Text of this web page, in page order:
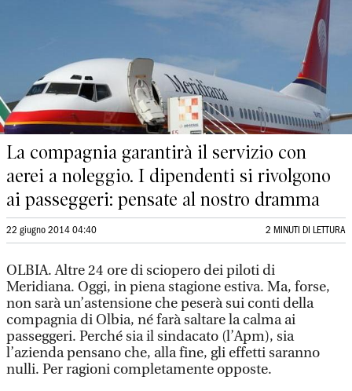
La compagnia garantirà il servizio con
aerei a noleggio. I dipendenti si rivolgono
ai passeggeri: pensate al nostro dramma
22 giugno 2014 04:40 2 MINUTI DI LETTURA
OLBIA. Altre 24 ore di sciopero dei piloti di
Meridiana. Oggi, in piena stagione estiva. Ma, forse,
non sarà un’astensione che peserà sui conti della
compagnia di Olbia, né farà saltare la calma ai
passeggeri. Perché sia il sindacato (l’Apm), sia
l’azienda pensano che, alla fine, gli effetti saranno
nulli. Per ragioni completamente opposte.